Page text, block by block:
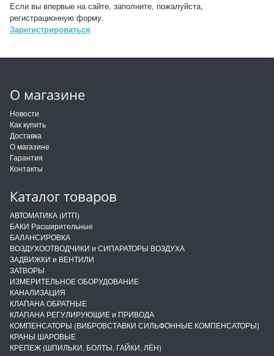
Если вы впервые на сайте, заполните, пожалуйста,
регистрационную форму.
Зарегистрироваться
О магазине
Новости
Как купить
Доставка
О магазине
Гарантия
Контакты
Каталог товаров
АВТОМАТИКА (ИТП)
БАКИ Расширительные
БАЛАНСИРОВКА
ВОЗДУХООТВОДЧИКИ и СИПАРАТОРЫ ВОЗДУХА
ЗАДВИЖКИ и ВЕНТИЛИ
ЗАТВОРЫ
ИЗМЕРИТЕЛЬНОЕ ОБОРУДОВАНИЕ
КАНАЛИЗАЦИЯ
КЛАПАНА ОБРАТНЫЕ
КЛАПАНА РЕГУЛИРУЮЩИЕ и ПРИВОДА
КОМПЕНСАТОРЫ (ВИБРОВСТАВКИ СИЛЬФОННЫЕ КОМПЕНСАТОРЫ)
КРАНЫ ШАРОВЫЕ
КРЕПЕЖ (ШПИЛЬКИ, БОЛТЫ, ГАЙКИ, ЛЁН)